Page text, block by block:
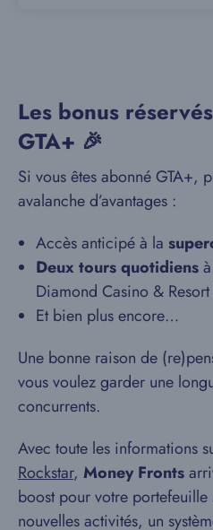
Les bonus
GTA+ 🎉
Si vous êtes abonné GTA+,
avalanche d’avantages :
Accès anticipé à la
Deux tours quotidiens
Diamond Casino &
Et bien plus encore…
Une bonne raison de
vous voulez garder une
concurrents.
Avec toute les informations
Rockstar, Money Fronts
boost pour votre
nouvelles activités, un